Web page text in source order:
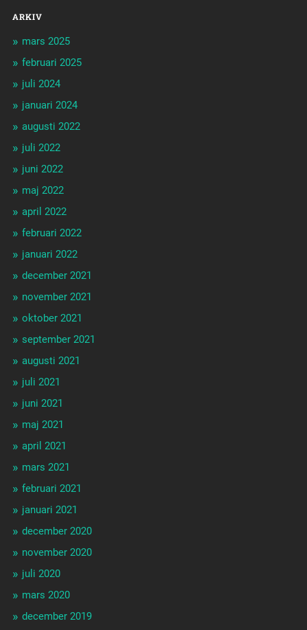
ARKIV
mars 2025
februari 2025
juli 2024
januari 2024
augusti 2022
juli 2022
juni 2022
maj 2022
april 2022
februari 2022
januari 2022
december 2021
november 2021
oktober 2021
september 2021
augusti 2021
juli 2021
juni 2021
maj 2021
april 2021
mars 2021
februari 2021
januari 2021
december 2020
november 2020
juli 2020
mars 2020
december 2019